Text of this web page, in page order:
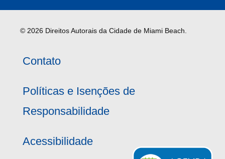
© 2026 Direitos Autorais da Cidade de Miami Beach.
Contato
Políticas e Isenções de
Responsabilidade
Acessibilidade